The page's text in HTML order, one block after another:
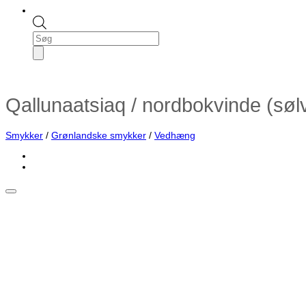
Products
search
Qallunaatsiaq / nordbokvinde
Smykker / Grønlandske smykker / Vedhæng